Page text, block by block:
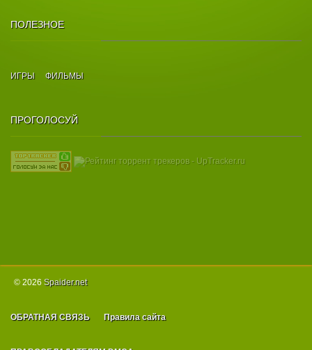
ПОЛЕЗНОЕ
ИГРЫ ФИЛЬМЫ
ПРОГОЛОСУЙ
© 2026 Spаider.net
ОБРАТНАЯ СВЯЗЬ Правила сайта